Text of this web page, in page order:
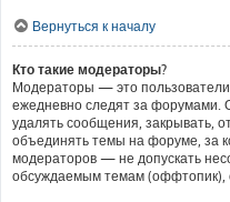
Вернуться к началу
Кто такие модераторы?
Модераторы — это
ежедневно следят за форумами.
удалять сообщения, закрывать,
объединять темы на форуме, за
модераторов — не допускать
обсуждаемым темам (оффтопик),